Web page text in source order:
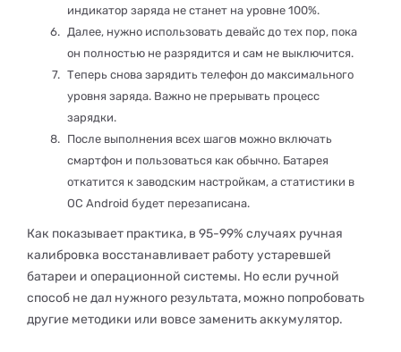
индикатор заряда не станет на уровне 100%.
Далее, нужно использовать девайс до тех пор, пока
он полностью не разрядится и сам не выключится.
Теперь снова зарядить телефон до максимального
уровня заряда. Важно не прерывать процесс
зарядки.
После выполнения всех шагов можно включать
смартфон и пользоваться как обычно. Батарея
откатится к заводским настройкам, а статистики в
ОС Android будет перезаписана.
Как показывает практика, в 95-99% случаях ручная
калибровка восстанавливает работу устаревшей
батареи и операционной системы. Но если ручной
способ не дал нужного результата, можно попробовать
другие методики или вовсе заменить аккумулятор.